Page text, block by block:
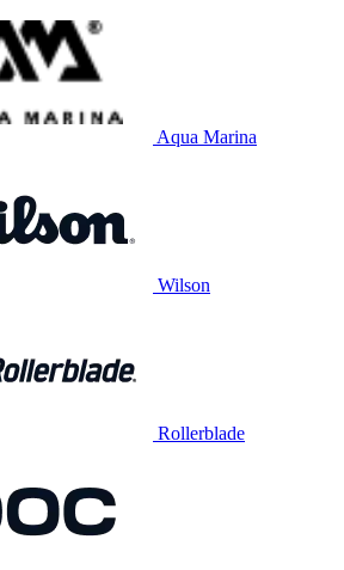
Aqua Marina
Wilson
Rollerblade